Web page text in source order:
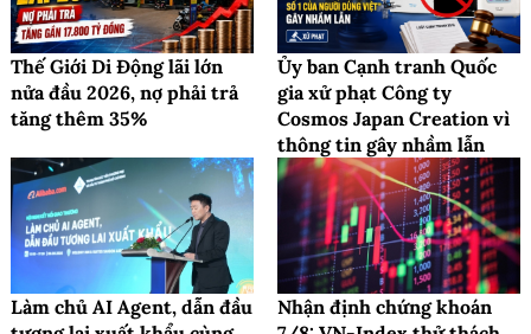
Thế Giới Di Động lãi lớn
nửa đầu 2026, nợ phải trả
tăng thêm 35%
Ủy ban Cạnh tranh Quốc
gia xử phạt Công ty
Cosmos Japan Creation vì
thông tin gây nhầm lẫn
Làm chủ AI Agent, dẫn đầu
Nhận định chứng khoán